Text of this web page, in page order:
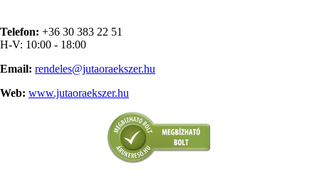
Telefon: +36 30 383 22 51
H-V: 10:00 - 18:00
Email: rendeles@jutaoraekszer.hu
Web: www.jutaoraekszer.hu